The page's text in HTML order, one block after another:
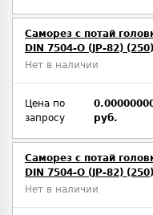
Саморез с потай
DIN 7504-O (JP-82) (250)
Нет в наличии
Цена по
запросу
руб.
Саморез с потай
DIN 7504-O (JP-82) (250)
Нет в наличии